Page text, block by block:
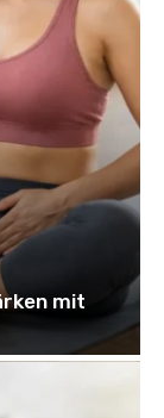
mit